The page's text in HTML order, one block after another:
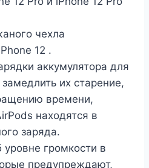
чехла
12 .
аккумулятора для
их старение,
времени,
находятся в
заряда.
громкости в
предупреждают,